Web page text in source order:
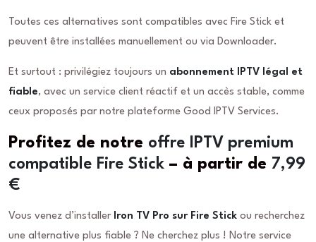
Toutes ces alternatives sont compatibles avec Fire Stick et
peuvent être installées manuellement ou via Downloader.
Et surtout : privilégiez toujours un abonnement IPTV légal et
fiable, avec un service client réactif et un accès stable, comme
ceux proposés par notre plateforme Good IPTV Services.
Profitez de notre offre IPTV premium
compatible Fire Stick – à partir de 7,99
€
Vous venez d’installer Iron TV Pro sur Fire Stick ou recherchez
une alternative plus fiable ? Ne cherchez plus ! Notre service